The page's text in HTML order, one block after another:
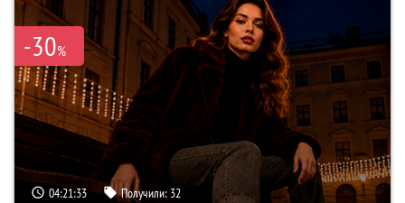
-30%
04:21:32 Получили: 32